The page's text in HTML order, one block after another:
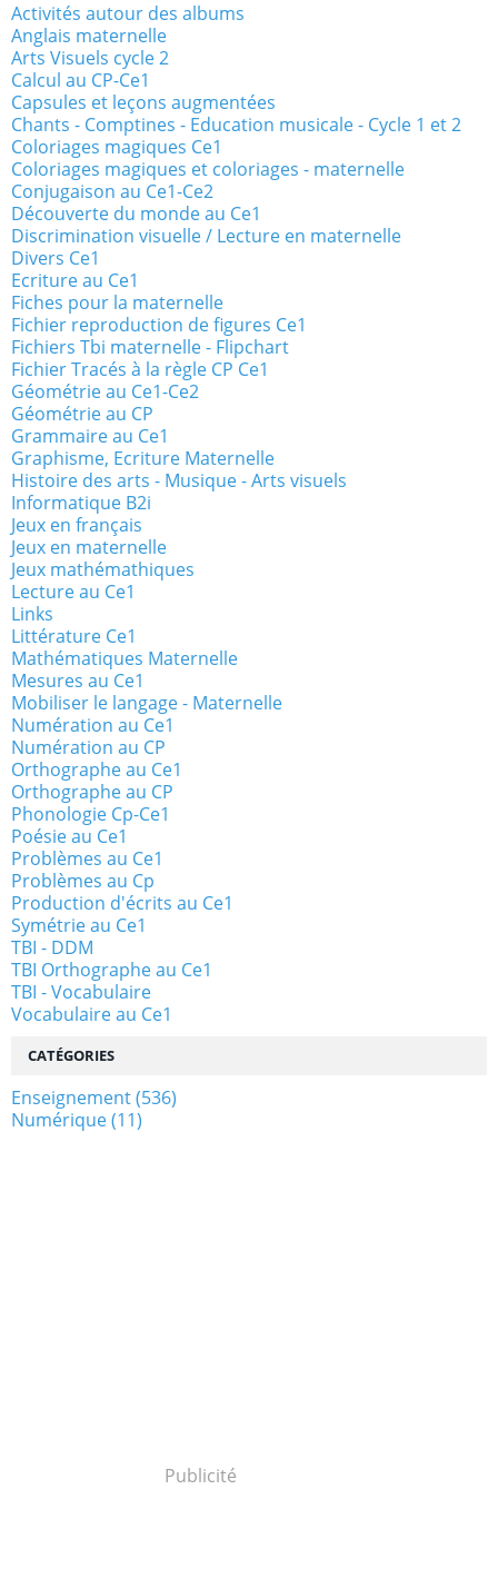
Activités autour des albums
Anglais maternelle
Arts Visuels cycle 2
Calcul au CP-Ce1
Capsules et leçons augmentées
Chants - Comptines - Education musicale - Cycle 1 et 2
Coloriages magiques Ce1
Coloriages magiques et coloriages - maternelle
Conjugaison au Ce1-Ce2
Découverte du monde au Ce1
Discrimination visuelle / Lecture en maternelle
Divers Ce1
Ecriture au Ce1
Fiches pour la maternelle
Fichier reproduction de figures Ce1
Fichiers Tbi maternelle - Flipchart
Fichier Tracés à la règle CP Ce1
Géométrie au Ce1-Ce2
Géométrie au CP
Grammaire au Ce1
Graphisme, Ecriture Maternelle
Histoire des arts - Musique - Arts visuels
Informatique B2i
Jeux en français
Jeux en maternelle
Jeux mathémathiques
Lecture au Ce1
Links
Littérature Ce1
Mathématiques Maternelle
Mesures au Ce1
Mobiliser le langage - Maternelle
Numération au Ce1
Numération au CP
Orthographe au Ce1
Orthographe au CP
Phonologie Cp-Ce1
Poésie au Ce1
Problèmes au Ce1
Problèmes au Cp
Production d'écrits au Ce1
Symétrie au Ce1
TBI - DDM
TBI Orthographe au Ce1
TBI - Vocabulaire
Vocabulaire au Ce1
CATÉGORIES
Enseignement(536)
Numérique(11)
Publicité